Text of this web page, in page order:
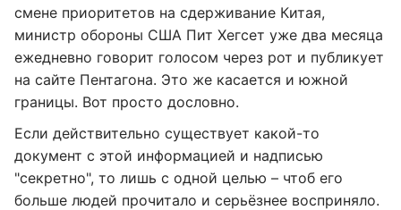
смене приоритетов на сдерживание Китая,
министр обороны США Пит Хегсет уже два месяца
ежедневно говорит голосом через рот и публикует
на сайте Пентагона. Это же касается и южной
границы. Вот просто дословно.
Если действительно существует какой-то
документ с этой информацией и надписью
"секретно", то лишь с одной целью – чтоб его
больше людей прочитало и серьёзнее восприняло.